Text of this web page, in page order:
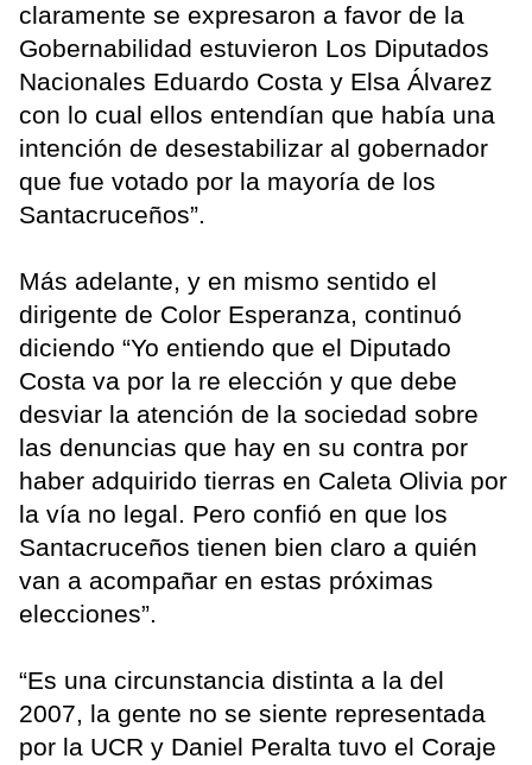
claramente se expresaron a favor de la
Gobernabilidad estuvieron Los Diputados
Nacionales Eduardo Costa y Elsa Álvarez
con lo cual ellos entendían que había una
intención de desestabilizar al gobernador
que fue votado por la mayoría de los
Santacruceños”.
Más adelante, y en mismo sentido el
dirigente de Color Esperanza, continuó
diciendo “Yo entiendo que el Diputado
Costa va por la re elección y que debe
desviar la atención de la sociedad sobre
las denuncias que hay en su contra por
haber adquirido tierras en Caleta Olivia por
la vía no legal. Pero confió en que los
Santacruceños tienen bien claro a quién
van a acompañar en estas próximas
elecciones”.
“Es una circunstancia distinta a la del
2007, la gente no se siente representada
por la UCR y Daniel Peralta tuvo el Coraje